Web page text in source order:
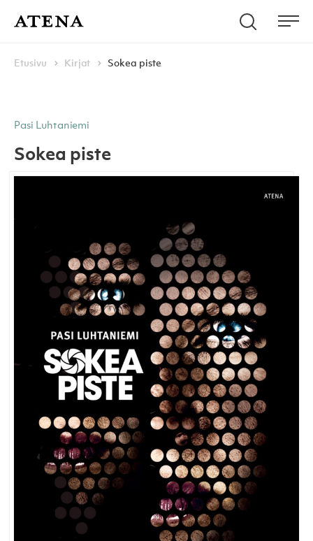
Atena Kustannus Hae
Navigoi
Etusivu
Kirjat Sokea piste
Pasi Luhtaniemi
Sokea piste